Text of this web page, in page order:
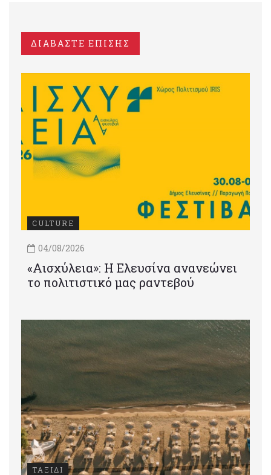
ΔΙΑΒΑΣΤΕ ΕΠΙΣΗΣ
CULTURE
04/08/2026
«Αισχύλεια»: Η Ελευσίνα ανανεώνει
το πολιτιστικό μας ραντεβού
ΤΑΞΙΔΙ